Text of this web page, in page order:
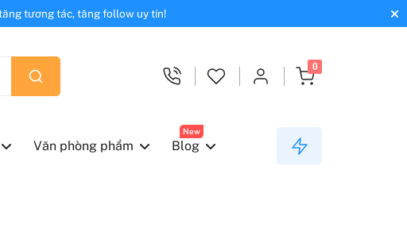
tương tác, tăng follow uy tín!
0
Văn phòng phẩm
New
Blog